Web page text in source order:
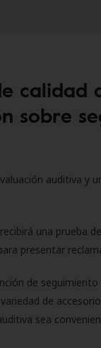
calidad
sobre
auditiva y
una prueba
presentar
de
de
sea